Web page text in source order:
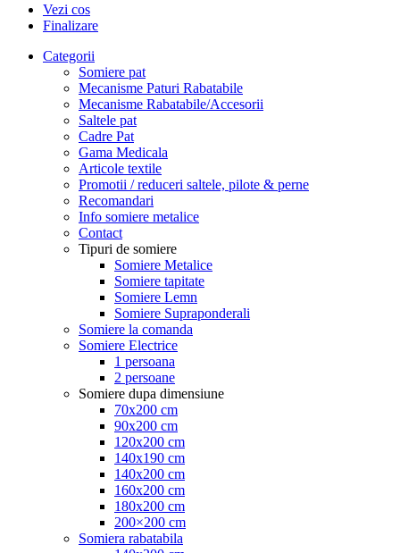
Vezi cos
Finalizare
Categorii
Somiere pat
Mecanisme Paturi Rabatabile
Mecanisme Rabatabile/Accesorii
Saltele pat
Cadre Pat
Gama Medicala
Articole textile
Promotii / reduceri saltele, pilote & perne
Recomandari
Info somiere metalice
Contact
Tipuri de somiere
Somiere Metalice
Somiere tapitate
Somiere Lemn
Somiere Supraponderali
Somiere la comanda
Somiere Electrice
1 persoana
2 persoane
Somiere dupa dimensiune
70x200 cm
90x200 cm
120x200 cm
140x190 cm
140x200 cm
160x200 cm
180x200 cm
200×200 cm
Somiera rabatabila